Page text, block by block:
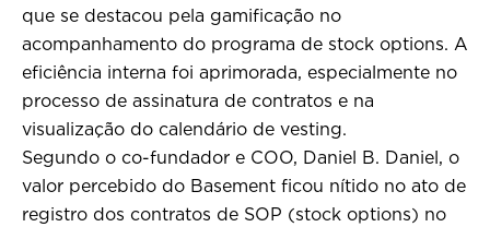
que se destacou pela gamificação no
acompanhamento do programa de stock options.
A
eficiência interna foi aprimorada, especialmente no
processo de assinatura de contratos e na
visualização do calendário de vesting.
Segundo o co-fundador e COO, Daniel B. Daniel, o
valor percebido do Basement ficou nítido no ato de
registro dos contratos de SOP (stock options) no